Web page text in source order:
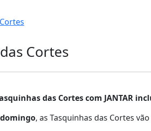
Cortes
das Cortes com JANTAR
domingo, as Tasquinhas das Cortes